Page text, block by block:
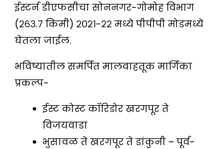
ईस्टर्न डीएफसीचा सोननगर-गोमोह विभाग
(२६३.७ किमी) २०२१-२२ मध्ये पीपीपी मोडमध्ये
घेतला जाईल.
भविष्यातील समर्पित मालवाहतूक मार्गिका
प्रकल्प-
ईस्ट कोस्ट कॉरिडोर खरगपूर ते
विजयवाडा
भुसावळ ते खरगपूर ते डांकुनी – पूर्व-